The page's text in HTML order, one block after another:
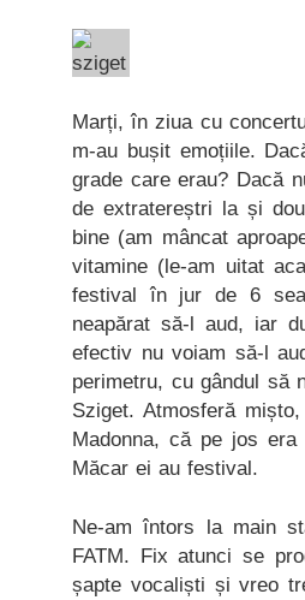
Marți, în ziua cu
m-au bușit emoțiile.
grade care erau? Dacă
de extratereștri la și
bine (am mâncat
vitamine (le-am uitat
festival în jur de 6
neapărat să-l aud, iar
efectiv nu voiam să-l
perimetru, cu gândul să
Sziget. Atmosferă
Madonna, că pe jos
Măcar ei au festival.
Ne-am întors la main
FATM. Fix atunci se
șapte vocaliști și vreo